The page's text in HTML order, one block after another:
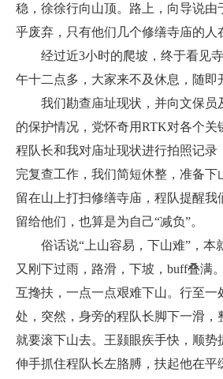
稳，徐徐行向山顶。路上，向导说由
乎废弃，只有他们几个修缮寺庙的人
经过近3小时的爬坡，终于看见
午十二点多，大家来不及休息，随即
我们勘查庙址现状，并向文保员
的保护情况，党怀奇用RTK对各个关
程队长和我对庙址现状进行拍照记录
完复查工作，我们简短休整，准备下
留在山上打扫修缮寺庙，程队提醒我
留给他们，也算是为自己“减负”。
俗话说“上山容易，下山难”，本
又刚下过雨，路滑，下坡，buff叠满
互搀扶，一点一点艰难下山。行至一
处，突然，身旁的程队长脚下一滑，
就要滚下山去。王颢眼疾手快，顺势
伸手抓住程队长左胳膊，扶起他在平